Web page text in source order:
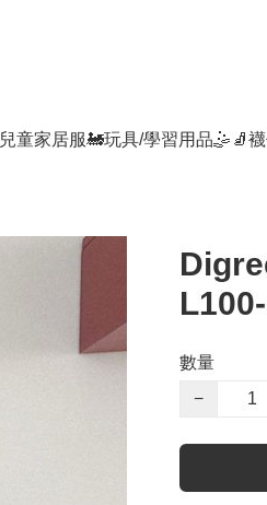
兒童家居服🚂玩具/學習用品🤹 🧦
數量
−